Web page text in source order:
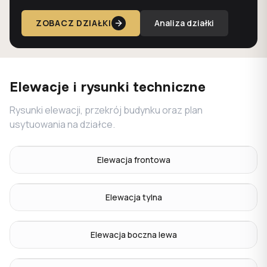
ZOBACZ DZIAŁKI Analiza działki
Elewacje i rysunki techniczne
Rysunki elewacji, przekrój budynku oraz plan
usytuowania na działce.
Elewacja frontowa
Elewacja tylna
Elewacja boczna lewa